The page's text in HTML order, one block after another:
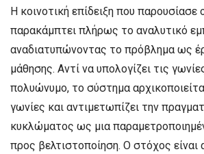
Η κοινοτική επίδειξη που παρουσίασε
παρακάμπτει πλήρως το αναλυτικό
αναδιατυπώνοντας το πρόβλημα ως
μάθησης. Αντί να υπολογίζει τις
πολυώνυμο, το σύστημα
γωνίες και αντιμετωπίζει την
κυκλώματος ως μια
προς βελτιστοποίηση. Ο στόχος είναι